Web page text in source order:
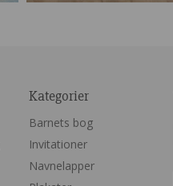
Kategorier
Barnets bog
Invitationer
Navnelapper